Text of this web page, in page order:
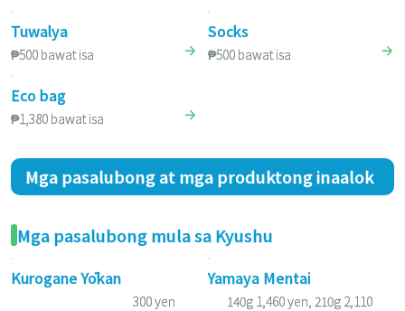
Tuwalya
₱500 bawat isa
Socks
₱500 bawat isa
Eco bag
₱1,380 bawat isa
Mga pasalubong at mga produktong inaalok
Mga pasalubong mula sa Kyushu
Kurogane Yōkan
300 yen
Yamaya Mentai
140g 1,460 yen, 210g 2,110